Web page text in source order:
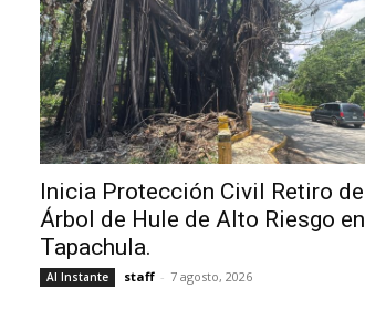
Inicia Protección Civil Retiro de
Árbol de Hule de Alto Riesgo en
Tapachula.
Al Instante staff - 7 agosto, 2026